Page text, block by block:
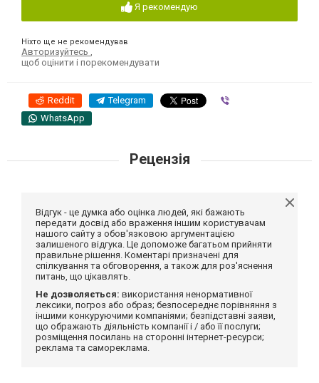
Я рекомендую
Ніхто ще не рекомендував
Авторизуйтесь ,
щоб оцінити і порекомендувати
Reddit Telegram
WhatsApp
Рецензія
Відгук - це думка або оцінка людей, які бажають
передати досвід або враження іншим користувачам
нашого сайту з обов'язковою аргументацією
залишеного відгука. Це допоможе багатьом прийняти
правильне рішення. Коментарі призначені для
спілкування та обговорення, а також для роз'яснення
питань, що цікавлять.
Не дозволяється: використання ненормативної
лексики, погроз або образ; безпосереднє порівняння з
іншими конкуруючими компаніями; безпідставні заяви,
що ображають діяльність компанії і / або її послуги;
розміщення посилань на сторонні інтернет-ресурси;
реклама та самореклама.